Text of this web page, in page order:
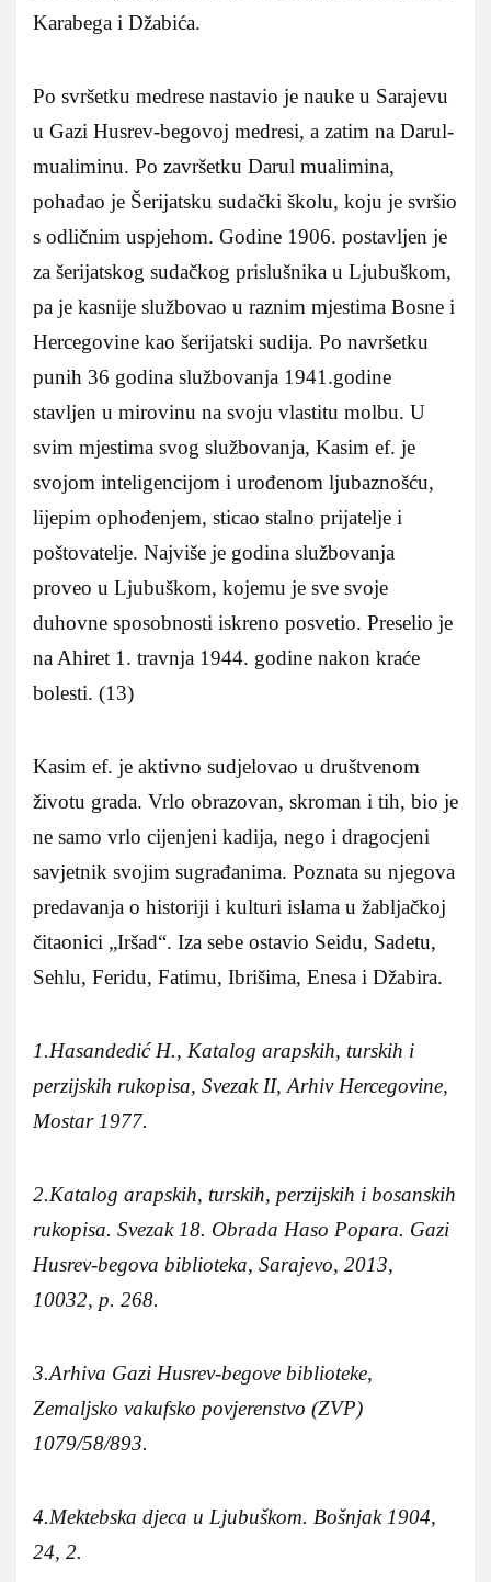
Karabega i Džabića.
Po svršetku medrese nastavio je nauke u Sarajevu
u Gazi Husrev-begovoj medresi, a zatim na Darul-
mualiminu. Po završetku Darul mualimina,
pohađao je Šerijatsku sudački školu, koju je svršio
s odličnim uspjehom. Godine 1906. postavljen je
za šerijatskog sudačkog prislušnika u Ljubuškom,
pa je kasnije službovao u raznim mjestima Bosne i
Hercegovine kao šerijatski sudija. Po navršetku
punih 36 godina službovanja 1941.godine
stavljen u mirovinu na svoju vlastitu molbu. U
svim mjestima svog službovanja, Kasim ef. je
svojom inteligencijom i urođenom ljubaznošću,
lijepim ophođenjem, sticao stalno prijatelje i
poštovatelje. Najviše je godina službovanja
proveo u Ljubuškom, kojemu je sve svoje
duhovne sposobnosti iskreno posvetio. Preselio je
na Ahiret 1. travnja 1944. godine nakon kraće
bolesti. (13)
Kasim ef. je aktivno sudjelovao u društvenom
životu grada. Vrlo obrazovan, skroman i tih, bio je
ne samo vrlo cijenjeni kadija, nego i dragocjeni
savjetnik svojim sugrađanima. Poznata su njegova
predavanja o historiji i kulturi islama u žabljačkoj
čitaonici „Iršad“. Iza sebe ostavio Seidu, Sadetu,
Sehlu, Feridu, Fatimu, Ibrišima, Enesa i Džabira.
1.Hasandedić H., Katalog arapskih, turskih i
perzijskih rukopisa, Svezak II, Arhiv Hercegovine,
Mostar 1977.
2.Katalog arapskih, turskih, perzijskih i bosanskih
rukopisa. Svezak 18. Obrada Haso Popara. Gazi
Husrev-begova biblioteka, Sarajevo, 2013,
10032, p. 268.
3.Arhiva Gazi Husrev-begove biblioteke,
Zemaljsko vakufsko povjerenstvo (ZVP)
1079/58/893.
4.Mektebska djeca u Ljubuškom. Bošnjak 1904,
24, 2.